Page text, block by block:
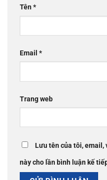
Tên*
Email *
Trang web
Lưu tên của tôi, email,
này cho lần bình luận kế